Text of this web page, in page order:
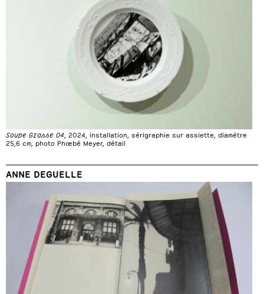
Soupe Grasse 04 , 2024, installation, sérigraphie sur assiette, diamètre
25,6 cm, photo Phœbé Meyer, détail
ANNE DEGUELLE